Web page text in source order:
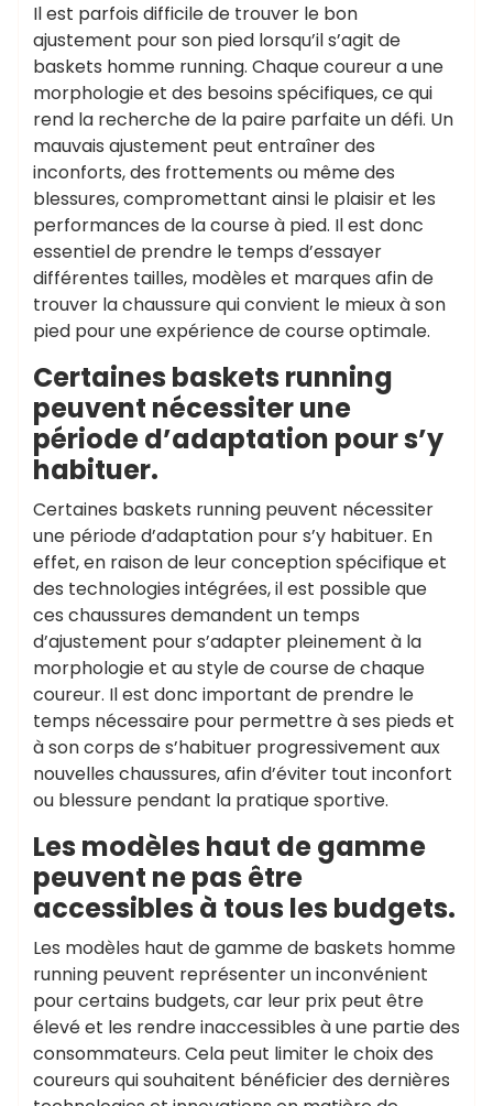
Il est parfois difficile de trouver le bon
ajustement pour son pied lorsqu’il s’agit de
baskets homme running. Chaque coureur a une
morphologie et des besoins spécifiques, ce qui
rend la recherche de la paire parfaite un défi. Un
mauvais ajustement peut entraîner des
inconforts, des frottements ou même des
blessures, compromettant ainsi le plaisir et les
performances de la course à pied. Il est donc
essentiel de prendre le temps d’essayer
différentes tailles, modèles et marques afin de
trouver la chaussure qui convient le mieux à son
pied pour une expérience de course optimale.
Certaines baskets running
peuvent nécessiter une
période d’adaptation pour s’y
habituer.
Certaines baskets running peuvent nécessiter
une période d’adaptation pour s’y habituer. En
effet, en raison de leur conception spécifique et
des technologies intégrées, il est possible que
ces chaussures demandent un temps
d’ajustement pour s’adapter pleinement à la
morphologie et au style de course de chaque
coureur. Il est donc important de prendre le
temps nécessaire pour permettre à ses pieds et
à son corps de s’habituer progressivement aux
nouvelles chaussures, afin d’éviter tout inconfort
ou blessure pendant la pratique sportive.
Les modèles haut de gamme
peuvent ne pas être
accessibles à tous les budgets.
Les modèles haut de gamme de baskets homme
running peuvent représenter un inconvénient
pour certains budgets, car leur prix peut être
élevé et les rendre inaccessibles à une partie des
consommateurs. Cela peut limiter le choix des
coureurs qui souhaitent bénéficier des dernières